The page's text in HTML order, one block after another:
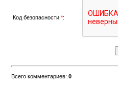
Код безопасности *:
Всего комментариев: 0